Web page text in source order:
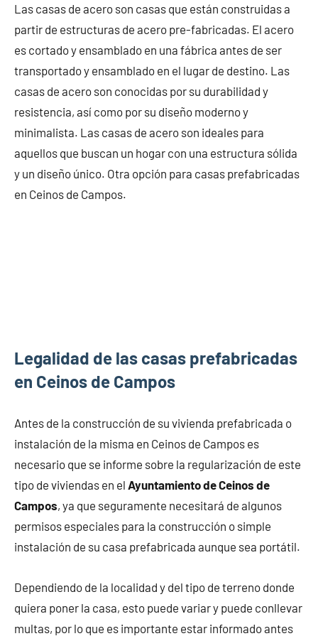
Las casas de acero son casas que están construidas a
partir de estructuras de acero pre-fabricadas. El acero
es cortado y ensamblado en una fábrica antes de ser
transportado y ensamblado en el lugar de destino. Las
casas de acero son conocidas por su durabilidad y
resistencia, así como por su diseño moderno y
minimalista. Las casas de acero son ideales para
aquellos que buscan un hogar con una estructura sólida
y un diseño único. Otra opción para casas prefabricadas
en Ceinos de Campos.
Legalidad de las casas prefabricadas
en Ceinos de Campos
Antes de la construcción de su vivienda prefabricada o
instalación de la misma en Ceinos de Campos es
necesario que se informe sobre la regularización de este
tipo de viviendas en el Ayuntamiento de Ceinos de
Campos, ya que seguramente necesitará de algunos
permisos especiales para la construcción o simple
instalación de su casa prefabricada aunque sea portátil.
Dependiendo de la localidad y del tipo de terreno donde
quiera poner la casa, esto puede variar y puede conllevar
multas, por lo que es importante estar informado antes